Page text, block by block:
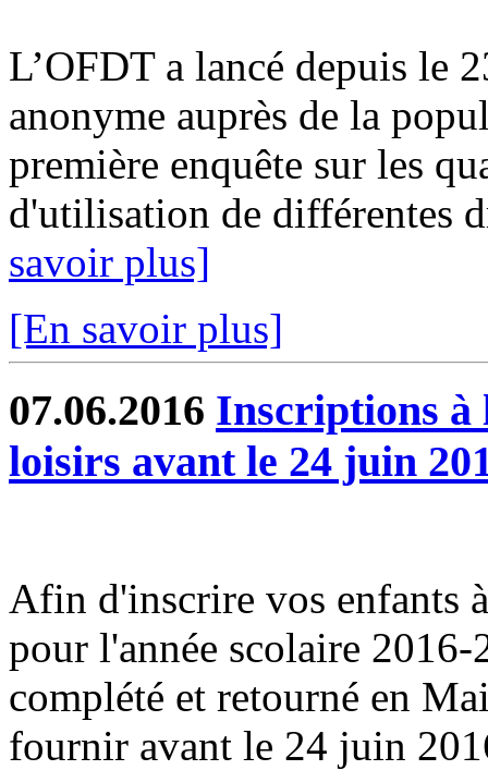
L’OFDT a lancé depuis le
anonyme auprès de la
première enquête sur les
d'utilisation de différentes
savoir plus]
[En savoir plus]
07.06.2016 Inscriptions à
loisirs avant le 24 juin
Afin d'inscrire vos enfants
pour l'année scolaire
complété et retourné en
fournir avant le 24 juin